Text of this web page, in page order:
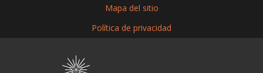
Mapa del sitio
Política de privacidad